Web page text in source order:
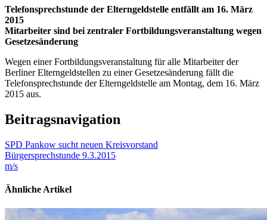
Telefonsprechstunde der Elterngeldstelle entfällt am 16. März
2015
Mitarbeiter sind bei zentraler Fortbildungsveranstaltung wegen
Gesetzesänderung
Wegen einer Fortbildungsveranstaltung für alle Mitarbeiter der
Berliner Elterngeldstellen zu einer Gesetzesänderung fällt die
Telefonsprechstunde der Elterngeldstelle am Montag, dem 16. März
2015 aus.
Beitragsnavigation
SPD Pankow sucht neuen Kreisvorstand
Bürgersprechstunde 9.3.2015
m/s
Ähnliche Artikel